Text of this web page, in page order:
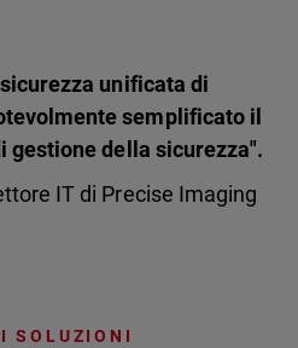
unificata di
semplificato il
gestione della sicurezza".
IT di Precise Imaging
SOLUZIONI